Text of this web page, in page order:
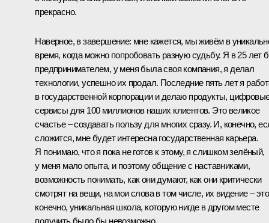
прекрасно.
Наверное, в завершение: мне кажется, мы живём в
время, когда можно попробовать разную судьбу. Я в 25 лет
предпринимателем, у меня была своя компания, я делал
технологии, успешно их продал. Последние пять лет я
в государственной корпорации и делаю продукты,
сервисы для 100 миллионов наших клиентов. Это великое
счастье – создавать пользу для многих сразу. И, конечно,
сложится, мне будет интересна государственная карьера.
Я понимаю, что я пока не готов к этому, я слишком зелёный,
у меня мало опыта, и поэтому общение с наставниками,
возможность понимать, как они думают, как они критически
смотрят на вещи, на мои слова в том числе, их видение –
конечно, уникальная школа, которую нигде в другом месте
получить было бы невозможно.